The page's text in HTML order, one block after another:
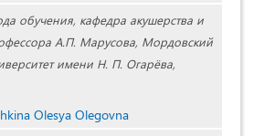
обучения, кафедра акушерства и
А.П. Марусова, Мордовский
имени Н. П. Огарёва,
Olesya Olegovna